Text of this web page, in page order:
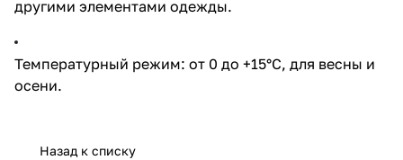
другими элементами одежды.
Температурный режим: от 0 до +15°C, для весны и
осени.
Назад к списку